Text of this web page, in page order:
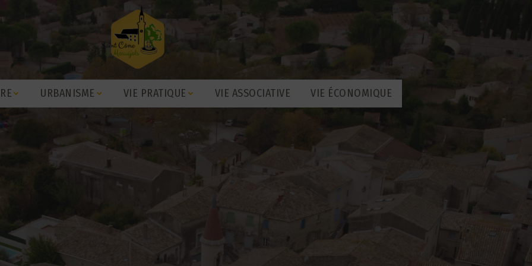
URBANISME VIE PRATIQUE VIE ASSOCIATIVE VIE ÉCONOMIQUE